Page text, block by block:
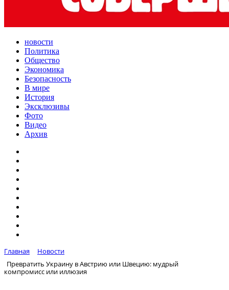
новости
Политика
Общество
Экономика
Безопасность
В мире
История
Эксклюзивы
Фото
Видео
Архив
Главная
Новости
Превратить Украину в Австрию или Швецию: мудрый
компромисс или иллюзия